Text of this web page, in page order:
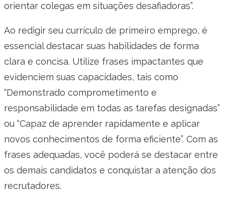
orientar colegas em situações desafiadoras”.
Ao redigir seu currículo de primeiro emprego, é
essencial destacar suas habilidades de forma
clara e concisa. Utilize frases impactantes que
evidenciem suas capacidades, tais como
“Demonstrado comprometimento e
responsabilidade em todas as tarefas designadas”
ou “Capaz de aprender rapidamente e aplicar
novos conhecimentos de forma eficiente”. Com as
frases adequadas, você poderá se destacar entre
os demais candidatos e conquistar a atenção dos
recrutadores.